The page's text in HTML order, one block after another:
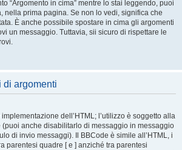
“Argomento in cima” mentre lo stai leggendo, puoi
nella prima pagina. Se non lo vedi, significa che
È anche possibile spostare in cima gli argomenti
un messaggio. Tuttavia, sii sicuro di rispettare le
di argomenti
implementazione dell’HTML; l’utilizzo è soggetto alla
(puoi anche disabilitarlo di messaggio in messaggio
di invio messaggi). Il BBCode è simile all’HTML, i
parentesi quadre [ e ] anziché tra parentesi